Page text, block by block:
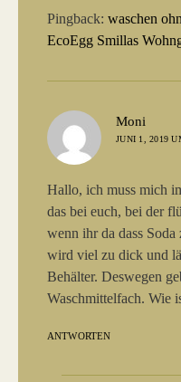
Pingback: waschen
EcoEgg Smillas
Moni
JUNI 1, 2019
Hallo, ich muss mich
das bei euch, bei der
wenn ihr da dass
wird viel zu dick und
Behälter. Deswegen
Waschmittelfach. Wie
ANTWORTEN